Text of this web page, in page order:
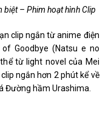
biệt – Phim hoạt hình Clip
clip ngắn từ anime điện
Goodbye (Natsu e no
từ light novel của Mei
ngắn hơn 2 phút kể về
Đường hầm Urashima.